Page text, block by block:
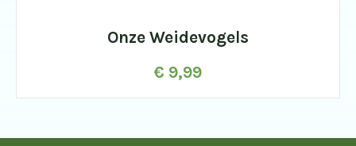
Onze Weidevogels
€ 9,99